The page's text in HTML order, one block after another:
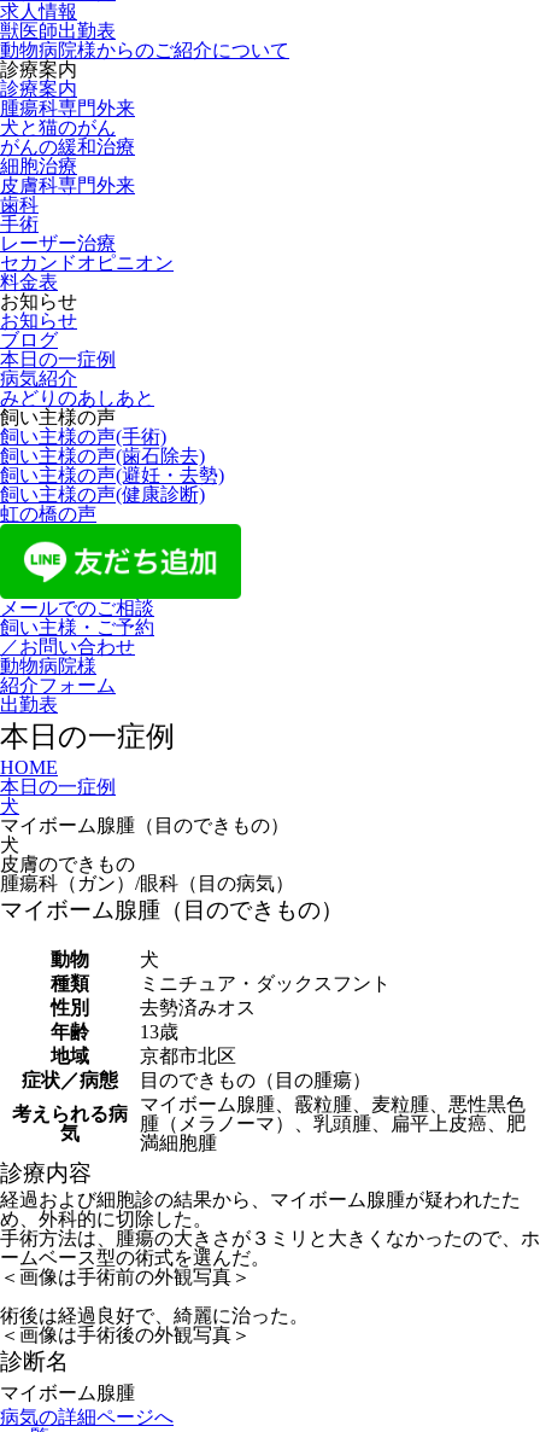
求人情報
獣医師出勤表
動物病院様からのご紹介について
診療案内
診療案内
腫瘍科専門外来
犬と猫のがん
がんの緩和治療
細胞治療
皮膚科専門外来
歯科
手術
レーザー治療
セカンドオピニオン
料金表
お知らせ
お知らせ
ブログ
本日の一症例
病気紹介
みどりのあしあと
飼い主様の声
飼い主様の声(手術)
飼い主様の声(歯石除去)
飼い主様の声(避妊・去勢)
飼い主様の声(健康診断)
虹の橋の声
メールでのご相談
飼い主様・ご予約
／お問い合わせ
動物病院様
紹介フォーム
出勤表
本日の一症例
HOME
本日の一症例
犬
マイボーム腺腫（目のできもの）
犬
皮膚のできもの
腫瘍科（ガン）/眼科（目の病気）
マイボーム腺腫（目のできもの）
動物
犬
種類
ミニチュア・ダックスフント
性別
去勢済みオス
年齢
13歳
地域
京都市北区
症状／病態
目のできもの（目の腫瘍）
考えられる病
気
マイボーム腺腫、霰粒腫、麦粒腫、悪性黒色
腫（メラノーマ）、乳頭腫、扁平上皮癌、肥
満細胞腫
診療内容
経過および細胞診の結果から、マイボーム腺腫が疑われたた
め、外科的に切除した。
手術方法は、腫瘍の大きさが３ミリと大きくなかったので、ホ
ームベース型の術式を選んだ。
＜画像は手術前の外観写真＞
術後は経過良好で、綺麗に治った。
＜画像は手術後の外観写真＞
診断名
マイボーム腺腫
病気の詳細ページへ